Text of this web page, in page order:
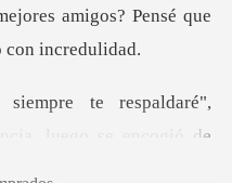
,
luego se en